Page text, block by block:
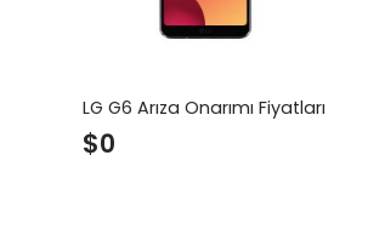
LG G6 Arıza Onarımı Fiyatları
$0